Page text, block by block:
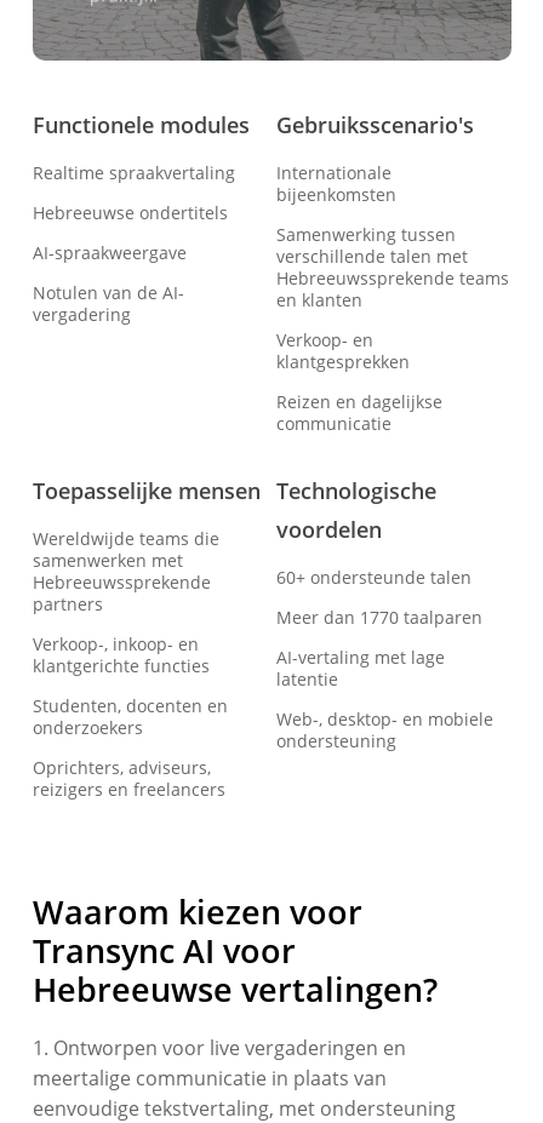
Functionele modules
Realtime spraakvertaling
Hebreeuwse ondertitels
AI-spraakweergave
Notulen van de AI-
vergadering
Gebruiksscenario's
Internationale
bijeenkomsten
Samenwerking tussen
verschillende talen met
Hebreeuwssprekende teams
en klanten
Verkoop- en
klantgesprekken
Reizen en dagelijkse
communicatie
Toepasselijke mensen
Wereldwijde teams die
samenwerken met
Hebreeuwssprekende
partners
Verkoop-, inkoop- en
klantgerichte functies
Studenten, docenten en
onderzoekers
Oprichters, adviseurs,
reizigers en freelancers
Technologische
voordelen
60+ ondersteunde talen
Meer dan 1770 taalparen
AI-vertaling met lage
latentie
Web-, desktop- en mobiele
ondersteuning
Waarom kiezen voor
Transync AI voor
Hebreeuwse vertalingen?
1. Ontworpen voor live vergaderingen en
meertalige communicatie in plaats van
eenvoudige tekstvertaling, met ondersteuning